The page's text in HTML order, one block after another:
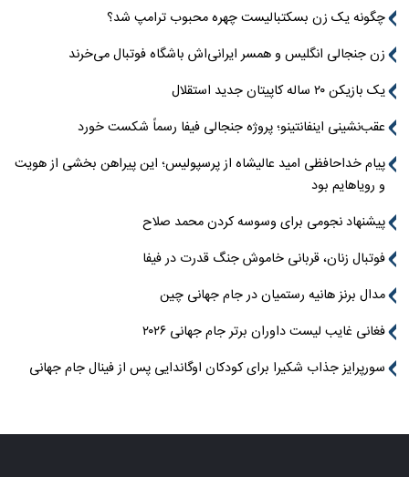
چگونه یک زن بسکتبالیست چهره محبوب ترامپ شد؟
زن جنجالی انگلیس و همسر ایرانی‌اش باشگاه فوتبال می‌خرند
یک بازیکن ۲۰ ساله کاپیتان جدید استقلال
عقب‌نشینی اینفانتینو؛ پروژه جنجالی فیفا رسماً شکست خورد
پیام خداحافظی امید عالیشاه از پرسپولیس؛ این پیراهن بخشی از هویت
و رویاهایم بود
پیشنهاد نجومی برای وسوسه کردن محمد صلاح
فوتبال زنان، قربانی خاموش جنگ قدرت در فیفا
مدال برنز هانیه رستمیان در جام جهانی چین
فغانی غایب لیست داوران برتر جام جهانی ۲۰۲۶
سورپرایز جذاب شکیرا برای کودکان اوگاندایی پس از فینال جام جهانی